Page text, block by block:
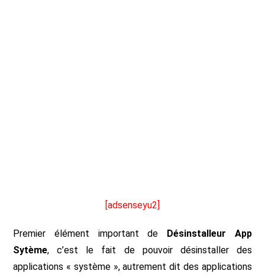
[adsenseyu2]
Premier élément important de Désinstalleur App
Sytème, c’est le fait de pouvoir désinstaller des
applications « système », autrement dit des applications